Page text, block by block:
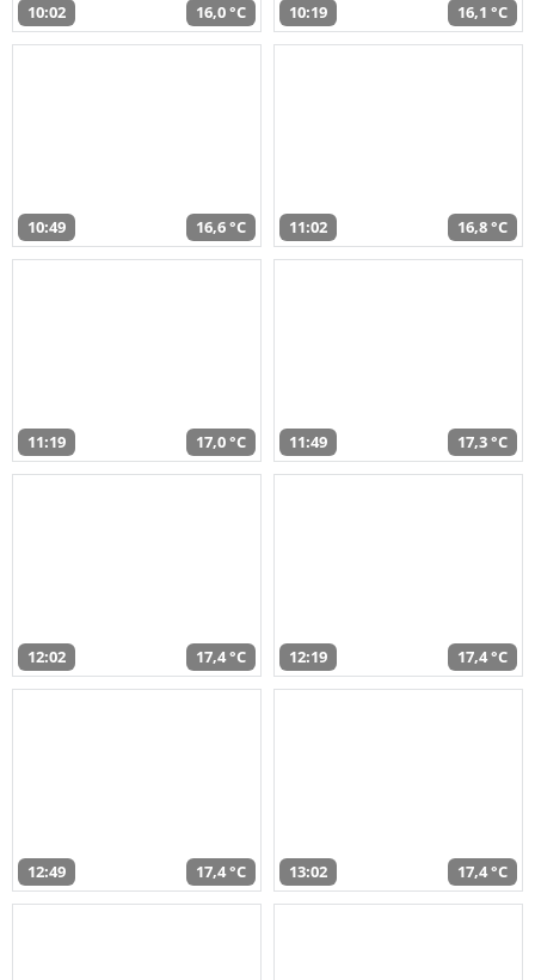
10:02 16,0 °C 10:19 16,1 °C
10:49 16,6 °C 11:02 16,8 °C
11:19 17,0 °C 11:49 17,3 °C
12:02 17,4 °C 12:19 17,4 °C
12:49 17,4 °C 13:02 17,4 °C